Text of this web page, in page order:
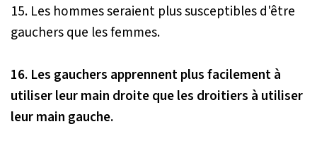
15. Les hommes seraient plus susceptibles d'être
gauchers que les femmes.
16. Les gauchers apprennent plus facilement à
utiliser leur main droite que les droitiers à utiliser
leur main gauche.